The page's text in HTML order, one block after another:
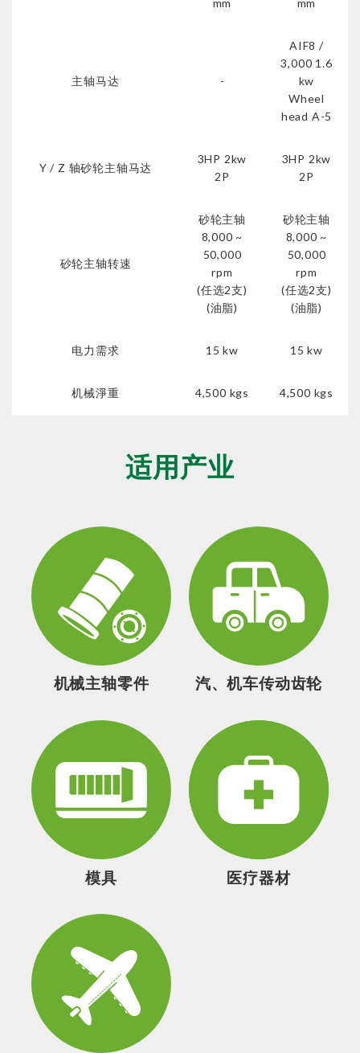
主轴马达 -
AIF8 /
3,000 1.6
kw
Wheel
head A-5
Y / Z 轴砂轮主轴马达
3HP 2kw
2P
3HP 2kw
2P
砂轮主轴转速
砂轮主轴
8,000 ~
50,000
rpm
(任选2支)
(油脂)
砂轮主轴
8,000 ~
50,000
rpm
(任选2支)
(油脂)
电力需求 15 kw 15 kw
机械淨重 4,500 kgs 4,500 kgs
适用产业
机械主轴零件 汽、机车传动齿轮
模具 医疗器材